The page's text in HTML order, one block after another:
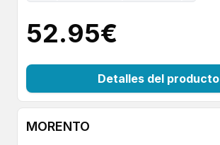
52.95€
Detalles del producto
MORENTO